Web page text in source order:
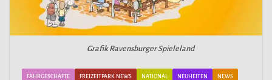
Grafik Ravensburger Spieleland
FAHRGESCHÄFTE FREIZEITPARK NEWS NATIONAL NEUHEITEN NEWS